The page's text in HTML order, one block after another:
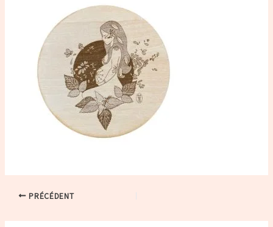
PRÉCÉDENT